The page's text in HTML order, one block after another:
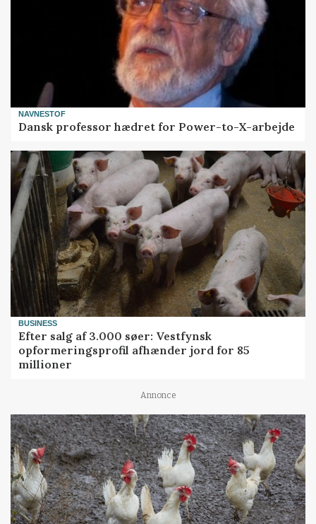
NAVNESTOF
Dansk professor hædret for Power-to-X-arbejde
BUSINESS
Efter salg af 3.000 søer: Vestfynsk
opformeringsprofil afhænder jord for 85
millioner
Annonce